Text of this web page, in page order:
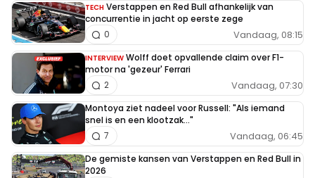
TECH Verstappen en Red Bull afhankelijk van
concurrentie in jacht op eerste zege
Vandaag, 08:15
0
INTERVIEW Wolff doet opvallende claim over F1-
motor na 'gezeur' Ferrari
Vandaag, 07:30
2
Montoya ziet nadeel voor Russell: "Als iemand
snel is en een klootzak..."
Vandaag, 06:45
7
De gemiste kansen van Verstappen en Red Bull in
2026